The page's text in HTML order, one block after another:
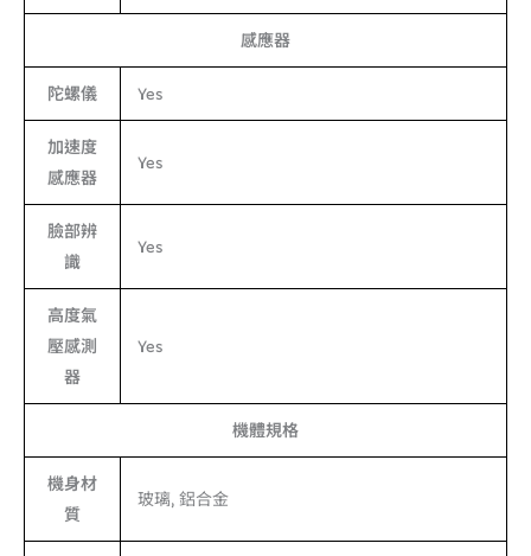
感應器
陀螺儀 Yes
加速度
感應器
Yes
臉部辨
識
Yes
高度氣
壓感測
器
Yes
機體規格
機身材
質
玻璃, 鋁合金